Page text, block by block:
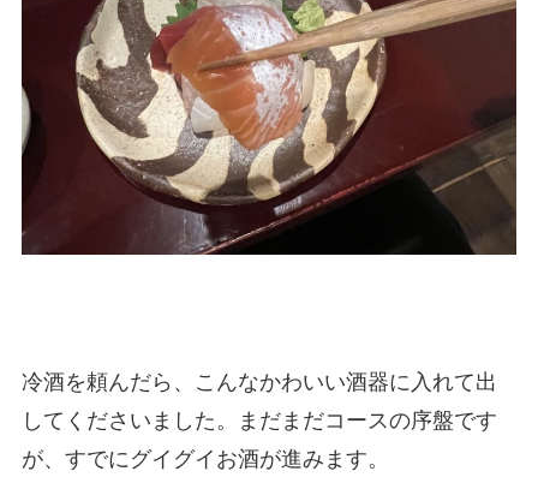
冷酒を頼んだら、こんなかわいい酒器に入れて出
してくださいました。まだまだコースの序盤です
が、すでにグイグイお酒が進みます。